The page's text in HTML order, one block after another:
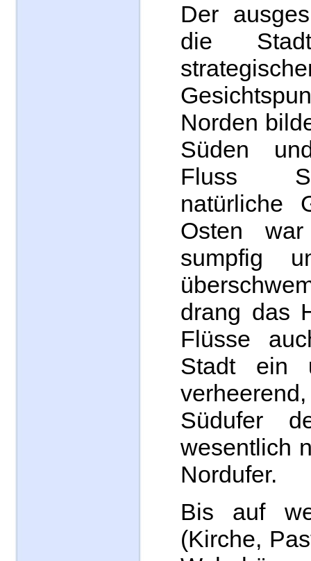
Der
die
Norden
Süden
Fluss
natürliche
Osten
sumpfig
drang das
Flüsse
Stadt ein
Südufer
wesentlich
Nordufer.
Bis auf
(Kirche,